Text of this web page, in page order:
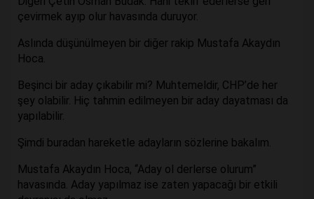
çevirmek ayıp olur havasında duruyor.
Aslında düşünülmeyen bir diğer rakip Mustafa Akaydın
Hoca.
Beşinci bir aday çıkabilir mi? Muhtemeldir, CHP’de her
şey olabilir. Hiç tahmin edilmeyen bir aday dayatması da
yapılabilir.
Şimdi buradan hareketle adayların sözlerine bakalım.
Mustafa Akaydın Hoca, “Aday ol derlerse olurum”
havasında. Aday yapılmaz ise zaten yapacağı bir etkili